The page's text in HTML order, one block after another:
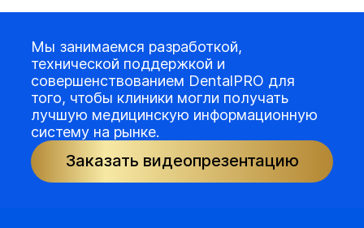
Мы занимаемся разработкой,
технической поддержкой и
совершенствованием DentalPRO для
того, чтобы клиники могли получать
лучшую медицинскую информационную
систему на рынке.
Заказать видеопрезентацию